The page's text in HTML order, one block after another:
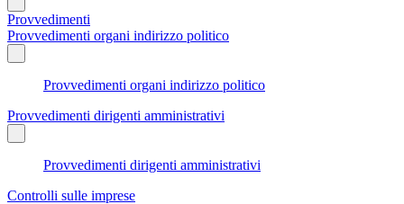
Provvedimenti
Provvedimenti organi indirizzo politico
Provvedimenti organi indirizzo politico
Provvedimenti dirigenti amministrativi
Provvedimenti dirigenti amministrativi
Controlli sulle imprese